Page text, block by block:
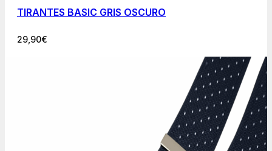
TIRANTES BASIC GRIS OSCURO
29,90€